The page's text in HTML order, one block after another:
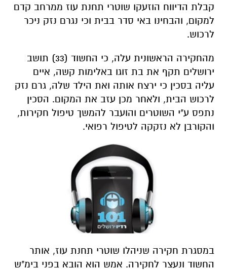
קבלת הדיווח הוזעקו שוטרי תחנת עוז ממרחב קדם
למקום, והבחינו באי סדר בבית וכי נגרם נזק ניכר
לרכוש.
מהחקירה הראשונית עלה, כי החשוד (33) תושב
ירושלים תקף את בת זוגו באלימות קשה, איים
עליה בסכין כי ירצח אותה ואת הילד שלה, גרם נזק
לרכוש הבית, ולאחר מכן עזב את המקום. הסכין
נתפס ע"י השוטרים והועבר להמשך טיפול חקירות,
והקורבן לא נזקקה לטיפול רפואי.
במסגרת חקירה שניהלו שוטרי תחנת עוז, אותר
החשוד ונעצר לחקירה. אמש הוא הובא בפני בימ"ש